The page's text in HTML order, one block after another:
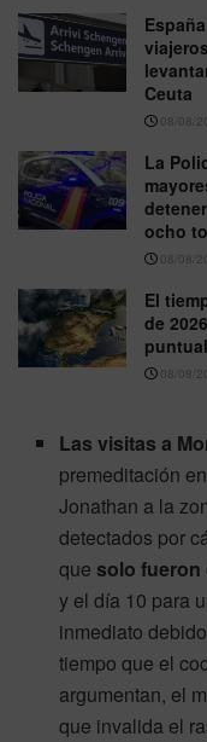
Ceuta
08/08/
La
ocho
08/08/
El
de
08/08/
Las visitas a
premeditación
Jonathan a la
detectados por
quesolo fueron
y el día 10 para
inmediato
tiempo que el
argumentan, el
que invalida el